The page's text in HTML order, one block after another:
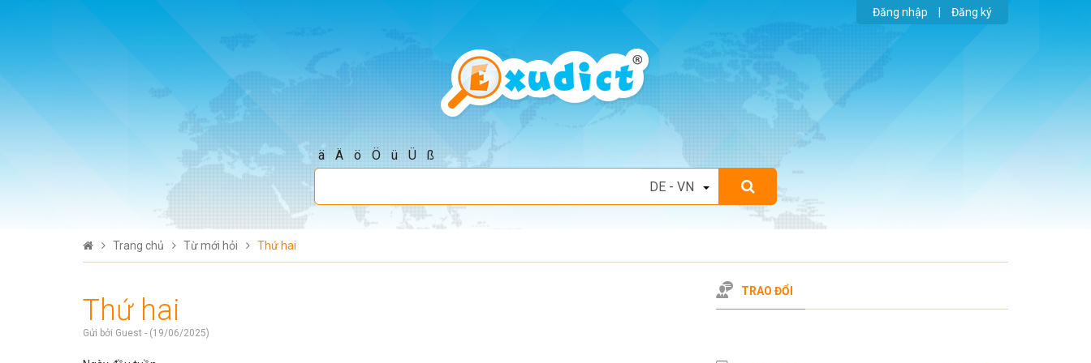
Đăng nhập Đăng ký
ä Ä ö Ö ü Ü ß
Trang chủ Từ mới hỏi Thứ hai
Thứ hai
Gửi bởi Guest - (19/06/2025)
TRAO ĐỔI